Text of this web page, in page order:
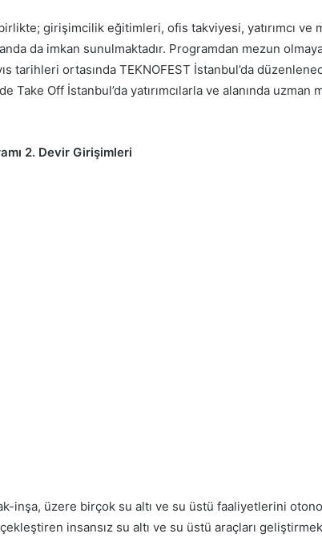
girişimcilik eğitimleri, ofis takviyesi, yatırımcı ve
da imkan sunulmaktadır. Programdan mezun
tarihleri ortasında TEKNOFEST İstanbul’da
Take Off İstanbul’da yatırımcılarla ve alanında uzman
2. Devir Girişimleri
inşa, üzere birçok su altı ve su üstü faaliyetlerini
insansız su altı ve su üstü araçları